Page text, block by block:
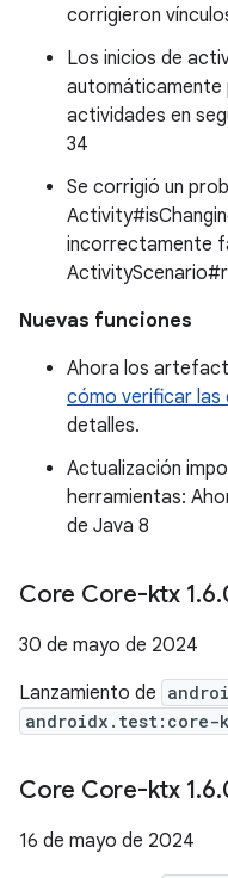
corrigieron
Los inicios de
automáticamente
actividades en
34
Se corrigió un
incorrectamente
Nuevas funciones
Ahora los
cómo verificar las
detalles.
Actualización
herramientas:
de Java 8
Core Core-ktx 1.6.
30 de mayo de 2024
Lanzamiento de
androidx.test:core-
Core Core-ktx 1.6.
16 de mayo de 2024